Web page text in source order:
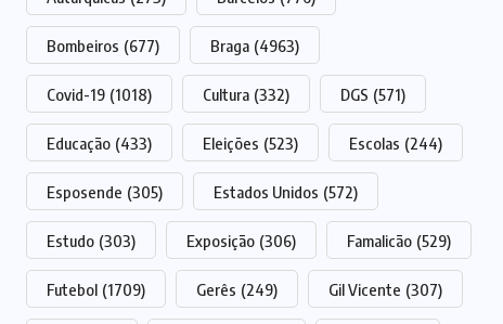
Bombeiros (677) Braga (4963)
Covid-19 (1018) Cultura (332) DGS (571)
Educação (433) Eleições (523) Escolas (244)
Esposende (305) Estados Unidos (572)
Estudo (303) Exposição (306) Famalicão (529)
Futebol (1709) Gerês (249) Gil Vicente (307)